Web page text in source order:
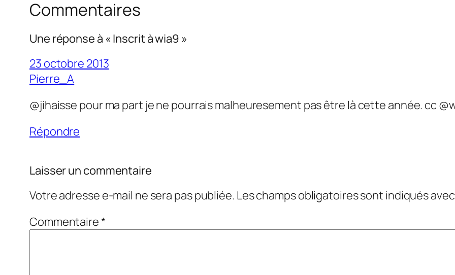
Commentaires
Une réponse à « Inscrit à wia9 »
23 octobre 2013
Pierre_A
@jihaisse pour ma part je ne pourrais malheuresement pas être là cette année. cc
Répondre
Laisser un commentaire
Votre adresse e-mail ne sera pas publiée. Les champs obligatoires sont indiqués
Commentaire*